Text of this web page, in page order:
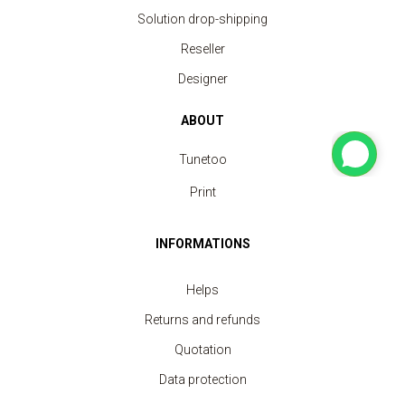
Solution drop-shipping
Reseller
Designer
ABOUT
Tunetoo
Print
INFORMATIONS
Helps
Returns and refunds
Quotation
Data protection